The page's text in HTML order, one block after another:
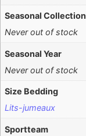
Seasonal Collection
Never out of stock
Seasonal Year
Never out of stock
Size Bedding
Lits-jumeaux
Sportteam